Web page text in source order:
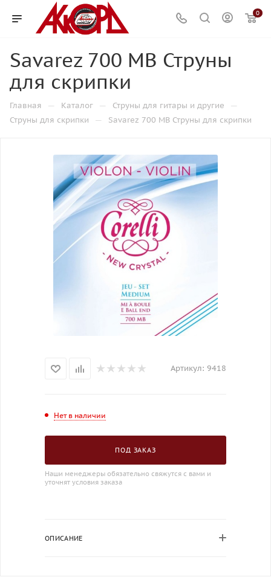
0
Savarez 700 MB Струны
для скрипки
Главная — Каталог — Струны для гитары и другие —
Струны для скрипки — Savarez 700 MB Струны для скрипки
Артикул: 9418
Нет в наличии
ПОД ЗАКАЗ
Наши менеджеры обязательно свяжутся с вами и
уточнят условия заказа
ОПИСАНИЕ